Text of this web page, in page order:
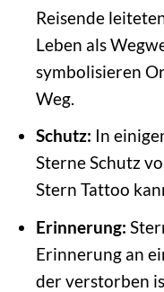
Reisende
Leben als
symbolisieren
Weg.
Schutz: In
Sterne Schutz
Stern Tattoo
Erinnerung:
Erinnerung an
der verstorben